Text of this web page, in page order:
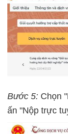
Bước 5: Chọn
ấn "Nộp trực